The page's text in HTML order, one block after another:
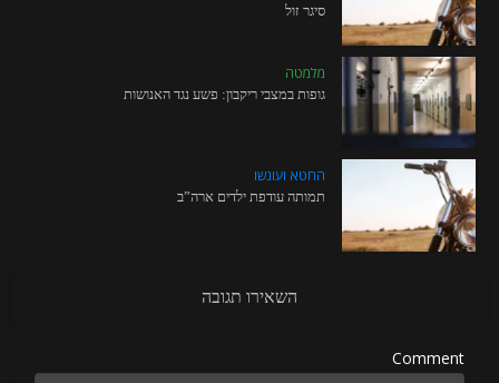
סיגר זול
מלמטה
גופות במצבי ריקבון: פשע נגד האנושות
החטא ועונשו
תמותה עודפת ילדים ארה”ב
השאירו תגובה
Comment